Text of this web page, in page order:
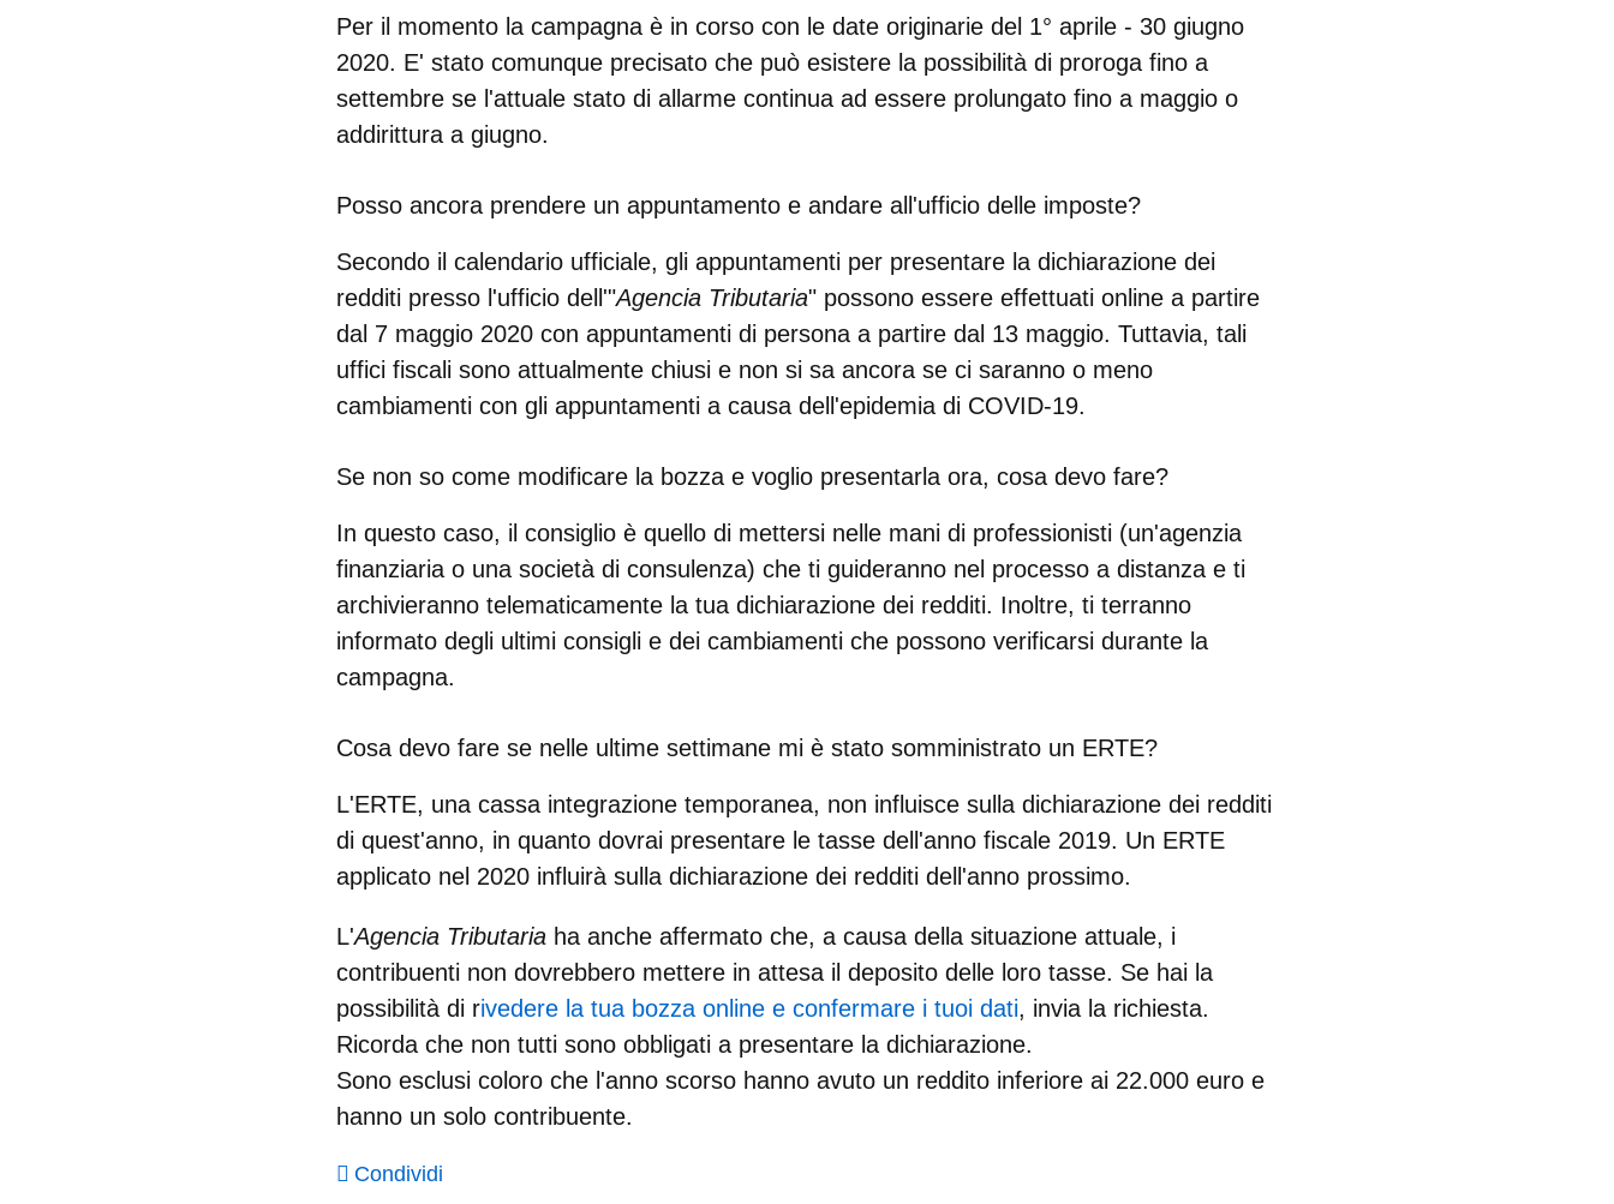
Per il momento la campagna è in corso con le date originarie del 1° aprile - 30 giugno
2020. E' stato comunque precisato che può esistere la possibilità di proroga fino a
settembre se l'attuale stato di allarme continua ad essere prolungato fino a maggio o
addirittura a giugno.
Posso ancora prendere un appuntamento e andare all'ufficio delle imposte?
Secondo il calendario ufficiale, gli appuntamenti per presentare la dichiarazione dei
redditi presso l'ufficio dell'"Agencia Tributaria" possono essere effettuati online a partire
dal 7 maggio 2020 con appuntamenti di persona a partire dal 13 maggio. Tuttavia, tali
uffici fiscali sono attualmente chiusi e non si sa ancora se ci saranno o meno
cambiamenti con gli appuntamenti a causa dell'epidemia di COVID-19.
Se non so come modificare la bozza e voglio presentarla ora, cosa devo fare?
In questo caso, il consiglio è quello di mettersi nelle mani di professionisti (un'agenzia
finanziaria o una società di consulenza) che ti guideranno nel processo a distanza e ti
archivieranno telematicamente la tua dichiarazione dei redditi. Inoltre, ti terranno
informato degli ultimi consigli e dei cambiamenti che possono verificarsi durante la
campagna.
Cosa devo fare se nelle ultime settimane mi è stato somministrato un ERTE?
L'ERTE, una cassa integrazione temporanea, non influisce sulla dichiarazione dei redditi
di quest'anno, in quanto dovrai presentare le tasse dell'anno fiscale 2019. Un ERTE
applicato nel 2020 influirà sulla dichiarazione dei redditi dell'anno prossimo.
L'Agencia Tributaria ha anche affermato che, a causa della situazione attuale, i
contribuenti non dovrebbero mettere in attesa il deposito delle loro tasse. Se hai la
possibilità di rivedere la tua bozza online e confermare i tuoi dati, invia la richiesta.
Ricorda che non tutti sono obbligati a presentare la dichiarazione.
Sono esclusi coloro che l'anno scorso hanno avuto un reddito inferiore ai 22.000 euro e
hanno un solo contribuente.
Condividi